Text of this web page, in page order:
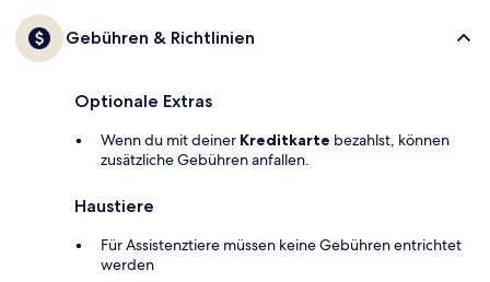
Gebühren & Richtlinien
Optionale Extras
Wenn du mit deiner Kreditkarte bezahlst, können
zusätzliche Gebühren anfallen.
Haustiere
Für Assistenztiere müssen keine Gebühren entrichtet
werden